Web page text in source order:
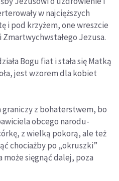
w najcięższych
i pod krzyżem, one wreszcie
Jezusa.
Bogu fiat i stała się Matką
jest wzorem dla kobiet
z bohaterstwem, bo
obcego narodu-
z wielką pokorą, ale też
chociażby po „okruszki”
może sięgnąć dalej, poza